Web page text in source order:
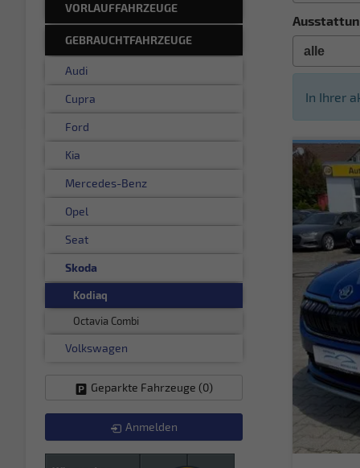
In Ihrer
VORLAUFFAHRZEUGE
GEBRAUCHTFAHRZEUGE
Audi
Cupra
Ford
Kia
Mercedes-Benz
Opel
Seat
Skoda
Kodiaq
Octavia Combi
Volkswagen
Geparkte Fahrzeuge (0)
Anmelden